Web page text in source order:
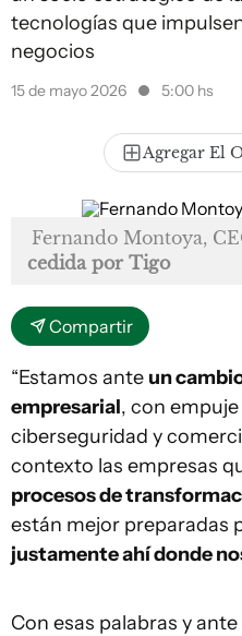
tecnologías que
negocios
15 de mayo 2026 5:00 hs
Agregar El
Fernando Montoya,
cedida por Tigo
Compartir
“Estamos ante un
empresarial, con
ciberseguridad y
contexto las empresas
procesos de
están mejor preparadas
justamente ahí donde
Con esas palabras y